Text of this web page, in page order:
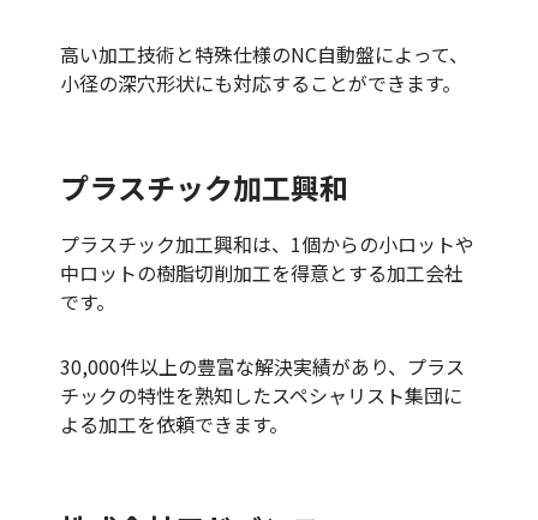
高い加工技術と特殊仕様のNC自動盤によって、
小径の深穴形状にも対応することができます。
プラスチック加工興和
プラスチック加工興和は、1個からの小ロットや
中ロットの樹脂切削加工を得意とする加工会社
です。
30,000件以上の豊富な解決実績があり、プラス
チックの特性を熟知したスペシャリスト集団に
よる加工を依頼できます。